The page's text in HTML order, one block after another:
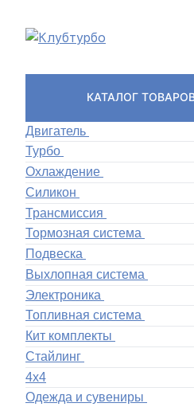
КАТАЛОГ
Двигатель
Турбо
Охлаждение
Силикон
Трансмиссия
Тормозная система
Подвеска
Выхлопная система
Электроника
Топливная система
Кит комплекты
Стайлинг
4x4
Одежда и сувениры